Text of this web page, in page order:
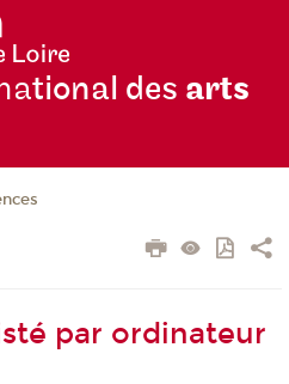
tional des arts
par ordinateur